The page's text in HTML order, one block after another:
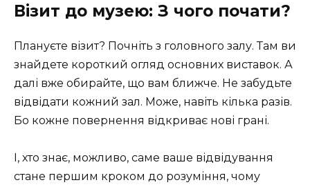
Візит до музею: З чого почати?
Плануєте візит? Почніть з головного залу. Там ви
знайдете короткий огляд основних виставок. А
далі вже обирайте, що вам ближче. Не забудьте
відвідати кожний зал. Може, навіть кілька разів.
Бо кожне повернення відкриває нові грані.
І, хто знає, можливо, саме ваше відвідування
стане першим кроком до розуміння, чому